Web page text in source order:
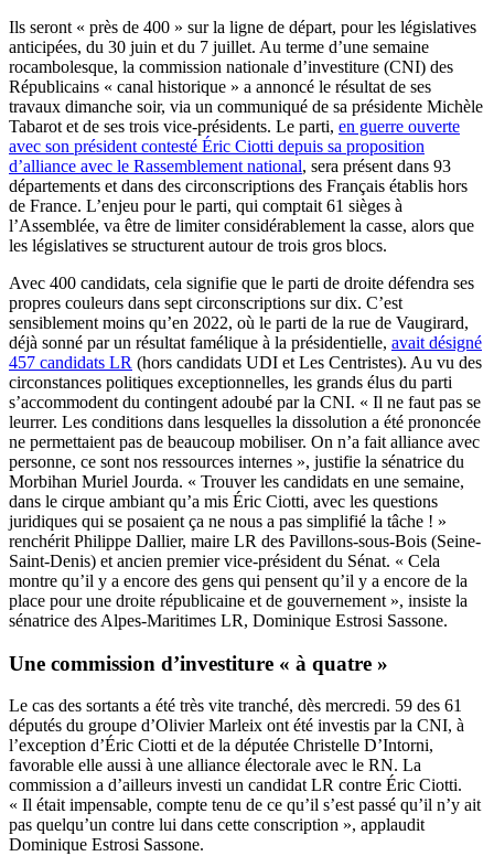
Ils seront « près de 400 » sur la ligne de départ, pour les législatives
anticipées, du 30 juin et du 7 juillet. Au terme d’une semaine
rocambolesque, la commission nationale d’investiture (CNI) des
Républicains « canal historique » a annoncé le résultat de ses
travaux dimanche soir, via un communiqué de sa présidente Michèle
Tabarot et de ses trois vice-présidents. Le parti, en guerre ouverte
avec son président contesté Éric Ciotti depuis sa proposition
d’alliance avec le Rassemblement national, sera présent dans 93
départements et dans des circonscriptions des Français établis hors
de France. L’enjeu pour le parti, qui comptait 61 sièges à
l’Assemblée, va être de limiter considérablement la casse, alors que
les législatives se structurent autour de trois gros blocs.
Avec 400 candidats, cela signifie que le parti de droite défendra ses
propres couleurs dans sept circonscriptions sur dix. C’est
sensiblement moins qu’en 2022, où le parti de la rue de Vaugirard,
déjà sonné par un résultat famélique à la présidentielle, avait désigné
457 candidats LR (hors candidats UDI et Les Centristes). Au vu des
circonstances politiques exceptionnelles, les grands élus du parti
s’accommodent du contingent adoubé par la CNI. « Il ne faut pas se
leurrer. Les conditions dans lesquelles la dissolution a été prononcée
ne permettaient pas de beaucoup mobiliser. On n’a fait alliance avec
personne, ce sont nos ressources internes », justifie la sénatrice du
Morbihan Muriel Jourda. « Trouver les candidats en une semaine,
dans le cirque ambiant qu’a mis Éric Ciotti, avec les questions
juridiques qui se posaient ça ne nous a pas simplifié la tâche ! »
renchérit Philippe Dallier, maire LR des Pavillons-sous-Bois (Seine-
Saint-Denis) et ancien premier vice-président du Sénat. « Cela
montre qu’il y a encore des gens qui pensent qu’il y a encore de la
place pour une droite républicaine et de gouvernement », insiste la
sénatrice des Alpes-Maritimes LR, Dominique Estrosi Sassone.
Une commission d’investiture « à quatre »
Le cas des sortants a été très vite tranché, dès mercredi. 59 des 61
députés du groupe d’Olivier Marleix ont été investis par la CNI, à
l’exception d’Éric Ciotti et de la députée Christelle D’Intorni,
favorable elle aussi à une alliance électorale avec le RN. La
commission a d’ailleurs investi un candidat LR contre Éric Ciotti.
« Il était impensable, compte tenu de ce qu’il s’est passé qu’il n’y ait
pas quelqu’un contre lui dans cette conscription », applaudit
Dominique Estrosi Sassone.